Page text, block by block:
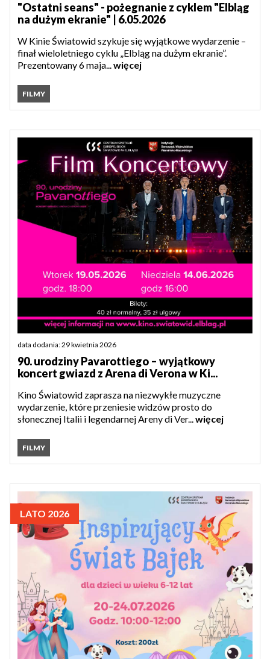
"Ostatni seans" - pożegnanie z cyklem "Elbląg
na dużym ekranie" | 6.05.2026
W Kinie Światowid szykuje się wyjątkowe wydarzenie –
finał wieloletniego cyklu „Elbląg na dużym ekranie”.
Prezentowany 6 maja...więcej
FILMY
data dodania: 29 kwietnia 2026
90. urodziny Pavarottiego – wyjątkowy
koncert gwiazd z Arena di Verona w Ki...
Kino Światowid zaprasza na niezwykłe muzyczne
wydarzenie, które przeniesie widzów prosto do
słonecznej Italii i legendarnej Areny di Ver...więcej
FILMY
LATO 2026